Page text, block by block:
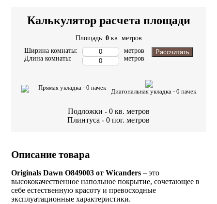
Калькулятор расчета площади
Площадь: 0 кв. метров
Ширина комнаты:
Длина комнаты:
метров
метров
Рассчитать
Прямая укладка - 0 пачек
Диагональная укладка - 0 пачек
Подложки - 0 кв. метров
Плинтуса - 0 пог. метров
Описание товара
Originals Dawn O849003 от Wicanders – это
высококачественное напольное покрытие, сочетающее в
себе естественную красоту и превосходные
эксплуатационные характеристики.